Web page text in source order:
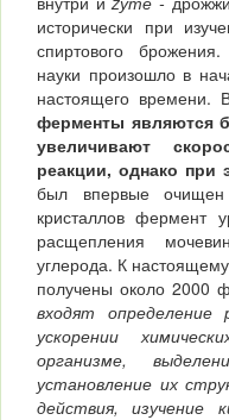
исторически при
спиртового
науки произошло в
настоящего времени.
ферменты являются
увеличивают
реакции, однако при
был впервые
кристаллов фермент
расщепления
углерода. К
получены около 2000
входят
ускорении
организме,
установление их
действия, изучение